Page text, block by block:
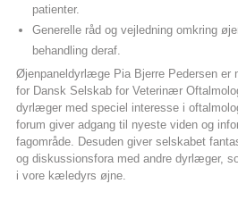
patienter.
Generelle råd og vejledning omkring
behandling deraf.
Øjenpaneldyrlæge Pia Bjerre Pedersen er
for Dansk Selskab for Veterinær
dyrlæger med speciel interesse i
forum giver adgang til nyeste viden og
fagområde. Desuden giver selskabet
og diskussionsfora med andre dyrlæger,
i vore kæledyrs øjne.